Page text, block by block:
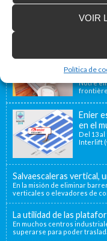
VOIR
Política de
Accessibilité Blog
Notre
frontière
Enier
en el
Del 13
Interlift
Salvaescaleras vertical,
En la misión de eliminar
verticales o elevadores de
La utilidad de las
En muchos centros
superarse para poder